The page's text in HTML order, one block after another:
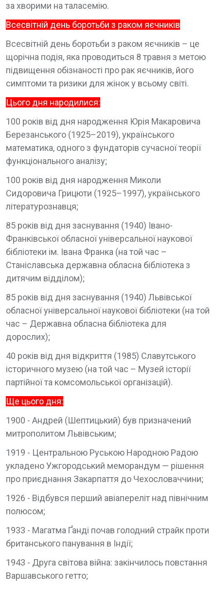
за хворими на таласемію.
Всесвітній день боротьби з раком яєчників
Всесвітній день боротьби з раком яєчників – це
щорічна подія, яка проводиться 8 травня з метою
підвищення обізнаності про рак яєчників, його
симптоми та ризики для жінок у всьому світі.
Цього дня народилися:
100 років від дня народження Юрія Макаровича
Березанського (1925–2019), українського
математика, одного з фундаторів сучасної теорії
функціонального аналізу;
100 років від дня народження Миколи
Сидоровича Грицюти (1925–1997), українського
літературознавця;
85 років від дня заснування (1940) Івано-
Франківської обласної універсальної наукової
бібліотеки ім. Івана Франка (на той час –
Станіславська державна обласна бібліотека з
дитячим відділом);
85 років від дня заснування (1940) Львівської
обласної універсальної наукової бібліотеки (на той
час – Державна обласна бібліотека для
дорослих);
40 років від дня відкриття (1985) Славутського
історичного музею (на той час – Музей історії
партійної та комсомольської організацій).
Ще цього дня:
1900 - Андрей (Шептицький) був призначений
митрополитом Львівським;
1919 - Центральною Руською Народною Радою
укладено Ужгородський меморандум — рішення
про приєднання Закарпаття до Чехословаччини;
1926 - Відбувся перший авіапереліт над північним
полюсом;
1933 - Магатма Ґанді почав голодний страйк проти
британського панування в Індії;
1943 - Друга світова війна: закінчилось повстання
Варшавського гетто;